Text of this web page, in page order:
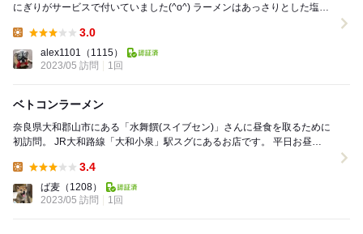
にぎりがサービスで付いていました(^o^) ラーメンはあっさりとした塩ラ
3.0
alex1101 （1115）
2023/05 訪問
1回
ベトコンラーメン
奈良県大和郡山市にある「水舞饌(スイブセン)」さんに昼食を取るために
初訪問。 JR大和路線「大和小泉」駅スグにあるお店です。 平日お昼
3.4
ば麦 （1208）
2023/05 訪問
1回